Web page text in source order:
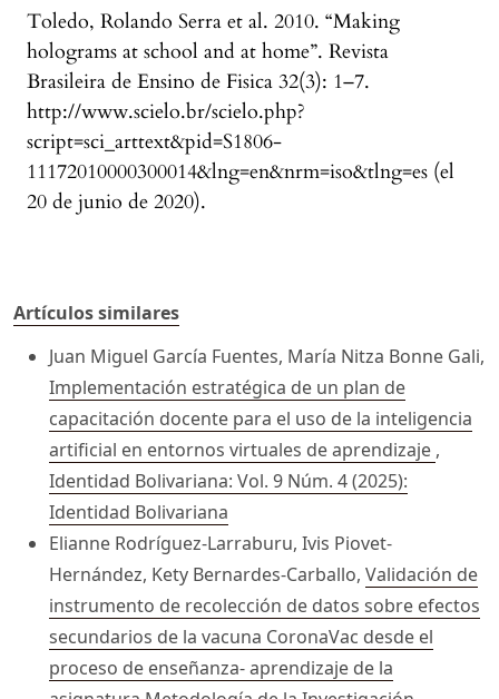
Toledo, Rolando Serra et al. 2010. “Making
holograms at school and at home”. Revista
Brasileira de Ensino de Fisica 32(3): 1–7.
http://www.scielo.br/scielo.php?
script=sci_arttext&pid=S1806-
11172010000300014&lng=en&nrm=iso&tlng=es (el
20 de junio de 2020).
Artículos similares
Juan Miguel García Fuentes, María Nitza Bonne Gali,
Implementación estratégica de un plan de
capacitación docente para el uso de la inteligencia
artificial en entornos virtuales de aprendizaje ,
Identidad Bolivariana: Vol. 9 Núm. 4 (2025):
Identidad Bolivariana
Elianne Rodríguez-Larraburu, Ivis Piovet-
Hernández, Kety Bernardes-Carballo, Validación de
instrumento de recolección de datos sobre efectos
secundarios de la vacuna CoronaVac desde el
proceso de enseñanza- aprendizaje de la